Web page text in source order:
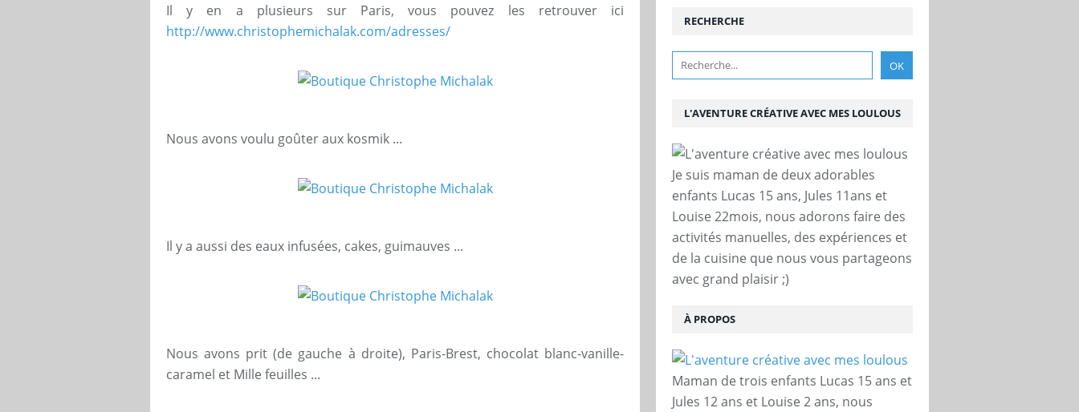
Il y en a plusieurs sur Paris, vous pouvez les retrouver ici
http://www.christophemichalak.com/adresses/
Nous avons voulu goûter aux kosmik ...
Il y a aussi des eaux infusées, cakes, guimauves ...
Nous avons prit (de gauche à droite), Paris-Brest, chocolat blanc-vanille-
caramel et Mille feuilles ...
RECHERCHE
L'AVENTURE CRÉATIVE AVEC MES LOULOUS
Je suis maman de deux adorables
enfants Lucas 15 ans, Jules 11ans et
Louise 22mois, nous adorons faire des
activités manuelles, des expériences et
de la cuisine que nous vous partageons
avec grand plaisir ;)
À PROPOS
Maman de trois enfants Lucas 15 ans et
Jules 12 ans et Louise 2 ans, nous